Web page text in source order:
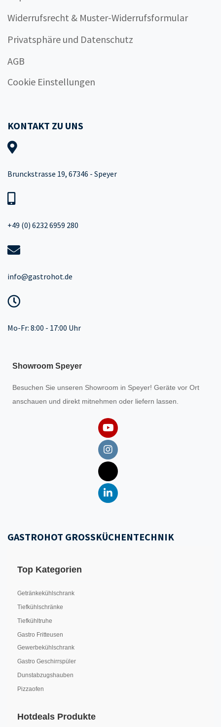
Widerrufsrecht & Muster-Widerrufsformular
Privatsphäre und Datenschutz
AGB
Cookie Einstellungen
KONTAKT ZU UNS
Brunckstrasse 19, 67346 - Speyer
+49 (0) 6232 6959 280
info@gastrohot.de
Mo-Fr: 8:00 - 17:00 Uhr
Showroom Speyer
Besuchen Sie unseren Showroom in Speyer! Geräte vor Ort
anschauen und direkt mitnehmen oder liefern lassen.
GASTROHOT GROSSKÜCHENTECHNIK
Top Kategorien
Getränkekühlschrank
Tiefkühlschränke
Tiefkühltruhe
Gastro Fritteusen
Gewerbekühlschrank
Gastro Geschirrspüler
Dunstabzugshauben
Pizzaofen
Hotdeals Produkte